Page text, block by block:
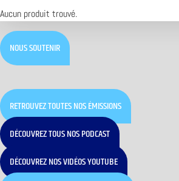
Aucun produit trouvé.
NOUS SOUTENIR
RETROUVEZ TOUTES NOS ÉMISSIONS
DÉCOUVREZ TOUS NOS PODCAST
DÉCOUVREZ NOS VIDÉOS YOUTUBE